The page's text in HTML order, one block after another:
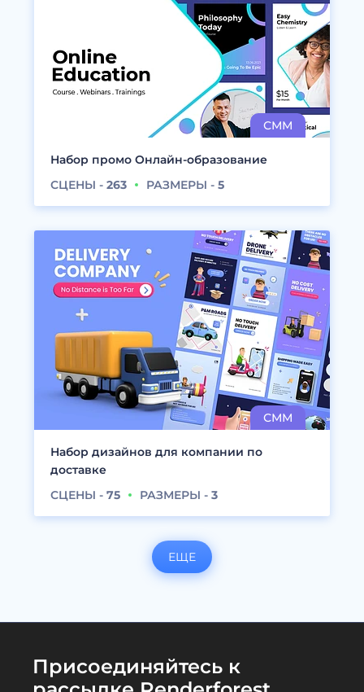
Набор промо Онлайн-образование
СЦЕНЫ - 263 РАЗМЕРЫ - 5
Набор дизайнов для компании по
доставке
СЦЕНЫ - 75 РАЗМЕРЫ - 3
ЕЩЕ
Присоединяйтесь к